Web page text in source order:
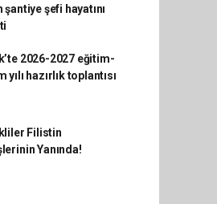
şantiye şefi hayatını
2026-2027 eğitim-
yılı hazırlık toplantısı
Filistin
Yanında!